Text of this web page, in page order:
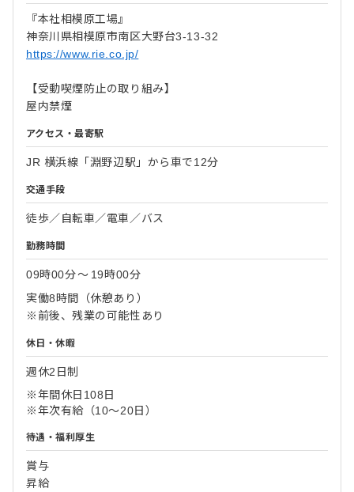
『本社相模原工場』
神奈川県相模原市南区大野台3-13-32
https://www.rie.co.jp/
【受動喫煙防止の取り組み】
屋内禁煙
アクセス・最寄駅
JR 横浜線「淵野辺駅」から車で12分
交通手段
徒歩／自転車／電車／バス
勤務時間
09時00分〜 19時00分
実働8時間（休憩あり）
※前後、残業の可能性あり
休日・休暇
週休2日制
※年間休日108日
※年次有給（10～20日）
待遇・福利厚生
賞与
昇給